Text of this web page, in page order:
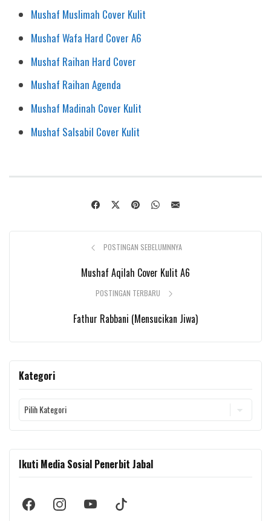
Mushaf Muslimah Cover Kulit
Mushaf Wafa Hard Cover A6
Mushaf Raihan Hard Cover
Mushaf Raihan Agenda
Mushaf Madinah Cover Kulit
Mushaf Salsabil Cover Kulit
POSTINGAN SEBELUMNNYA
Mushaf Aqilah Cover Kulit A6
POSTINGAN TERBARU
Fathur Rabbani (Mensucikan Jiwa)
Kategori
Kategori
Ikuti Media Sosial Penerbit Jabal